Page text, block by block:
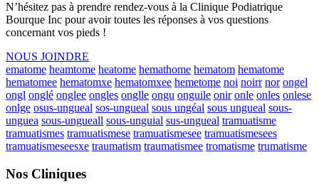
N’hésitez pas à prendre rendez-vous à la Clinique Podiatrique
Bourque Inc pour avoir toutes les réponses à vos questions
concernant vos pieds !
NOUS JOINDRE
ematome heamtome heatome hemathome hematom hematome
hematomee hematomxe hematomxee hemetome noi noirr nor ongel
ongl onglé onglee ongles onglle ongu onguile onir onle onles onlese
onlge osus-ungueal sos-ungueal sous ungéal sous ungueal sous-
unguea sous-ungueall sous-unguial sus-ungueal tramuatisme
tramuatismes tramuatismese tramuatismesee tramuatismesees
tramuatismeseesxe traumatism traumatismee tromatisme trumatisme
Nos Cliniques